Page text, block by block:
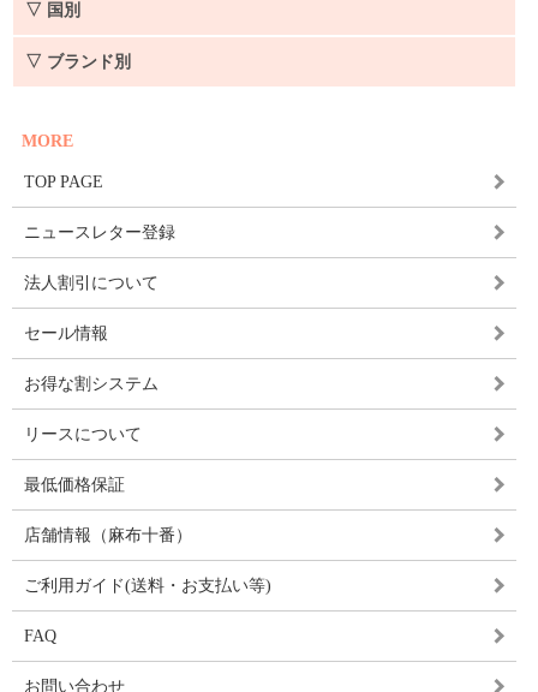
▽ 国別
▽ ブランド別
MORE
TOP PAGE
ニュースレター登録
法人割引について
セール情報
お得な割システム
リースについて
最低価格保証
店舗情報（麻布十番）
ご利用ガイド(送料・お支払い等)
FAQ
お問い合わせ